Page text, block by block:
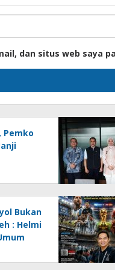
dan situs web saya
Pemko
Bukan
: Helmi